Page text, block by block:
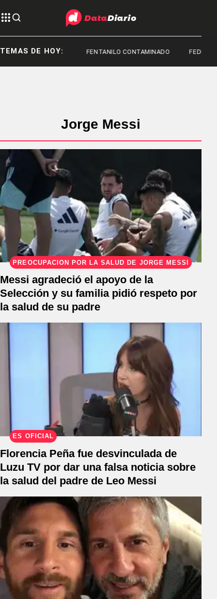
TEMAS DE HOY:
TOYOTA FENTANILO CONTAMINADO FEDERICO
Jorge Messi
PREOCUPACIÓN POR LA SALUD DE JORGE MESSI
Messi agradeció el apoyo de la
Selección y su familia pidió respeto por
la salud de su padre
ES OFICIAL
Florencia Peña fue desvinculada de
Luzu TV por dar una falsa noticia sobre
la salud del padre de Leo Messi